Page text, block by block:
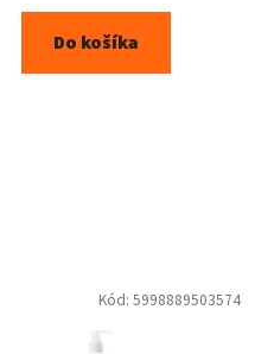
Do košíka
Kód: 5998889503574